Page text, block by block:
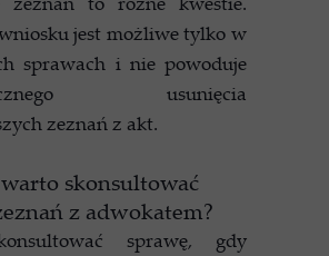
jest możliwe tylko w
sprawach i nie powoduje
usunięcia
zeznań z akt.
skonsultować
z adwokatem?
sprawę, gdy